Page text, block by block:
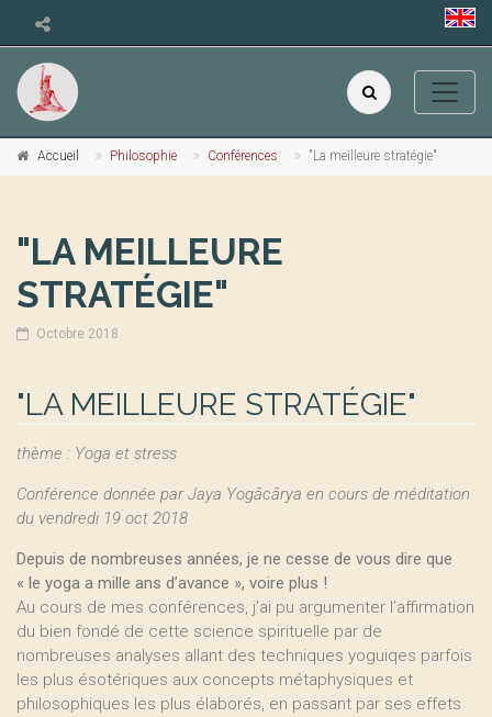
Accueil Philosophie Conférences "La meilleure stratégie"
"LA MEILLEURE
STRATÉGIE"
Octobre 2018
"LA MEILLEURE STRATÉGIE"
thème : Yoga et stress
Conférence donnée par Jaya Yogācārya en cours de méditation
du vendredi 19 oct 2018
Depuis de nombreuses années, je ne cesse de vous dire que
« le yoga a mille ans d’avance », voire plus !
Au cours de mes conférences, j’ai pu argumenter l’affirmation
du bien fondé de cette science spirituelle par de
nombreuses analyses allant des techniques yoguiqes parfois
les plus ésotériques aux concepts métaphysiques et
philosophiques les plus élaborés, en passant par ses effets